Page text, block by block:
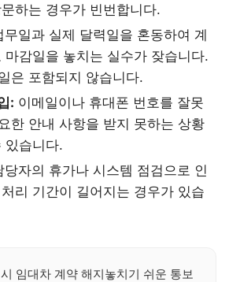
하는 경우가 빈번합니다.
무일과 실제 달력일을 혼동하여 계
마감일을 놓치는 실수가 잦습니다.
은 포함되지 않습니다.
: 이메일이나 휴대폰 번호를 잘못
한 안내 사항을 받지 못하는 상황
있습니다.
당자의 휴가나 시스템 점검으로 인
리 기간이 길어지는 경우가 있습
임대차 계약 해지놓치기 쉬운 통보